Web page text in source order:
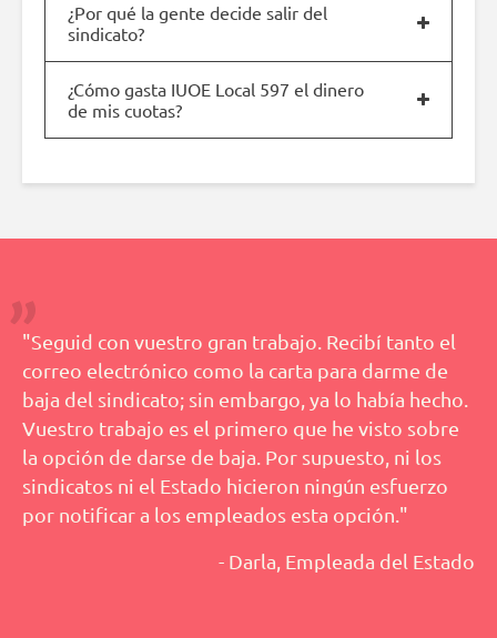
¿Por qué la gente decide salir del
sindicato?
¿Cómo gasta IUOE Local 597 el dinero
de mis cuotas?
"Seguid con vuestro gran trabajo. Recibí tanto el
correo electrónico como la carta para darme de
baja del sindicato; sin embargo, ya lo había hecho.
Vuestro trabajo es el primero que he visto sobre
la opción de darse de baja. Por supuesto, ni los
sindicatos ni el Estado hicieron ningún esfuerzo
por notificar a los empleados esta opción."
- Darla, Empleada del Estado